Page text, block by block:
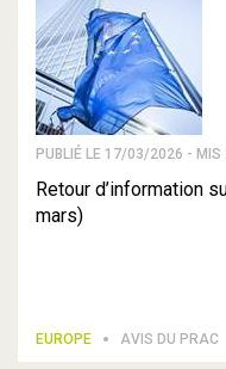
PUBLIÉ LE 17/03/2026 -
Retour d’information
mars)
EUROPE AVIS DU PRAC